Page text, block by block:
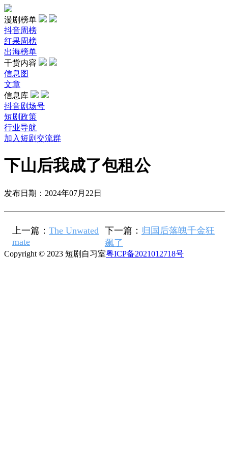
漫剧榜单
抖音周榜
红果周榜
出海榜单
干货内容
信息图
文章
信息库
抖音剧场号
短剧政策
行业导航
加入短剧交流群
下山后我成了包租公
发布日期：2024年07月22日
上一篇： The Unwated
mate
下一篇： 归国后落魄千金狂
飙了
Copyright © 2023 短剧自习室粤ICP备2021012718号